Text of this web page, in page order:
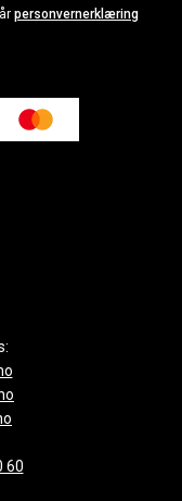
personvernerklæring
60